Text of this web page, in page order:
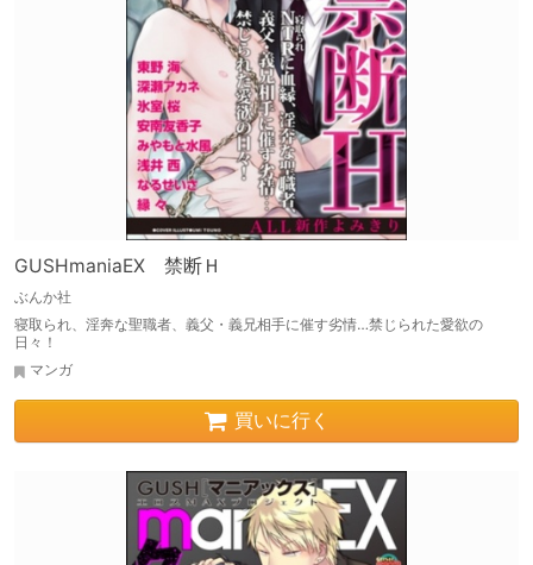
GUSHmaniaEX 禁断Ｈ
ぶんか社
寝取られ、淫奔な聖職者、義父・義兄相手に催す劣情…禁じられた愛欲の
日々！
マンガ
買いに行く